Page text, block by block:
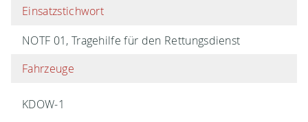
Einsatzstichwort
NOTF 01, Tragehilfe für den Rettungsdienst
Fahrzeuge
KDOW-1